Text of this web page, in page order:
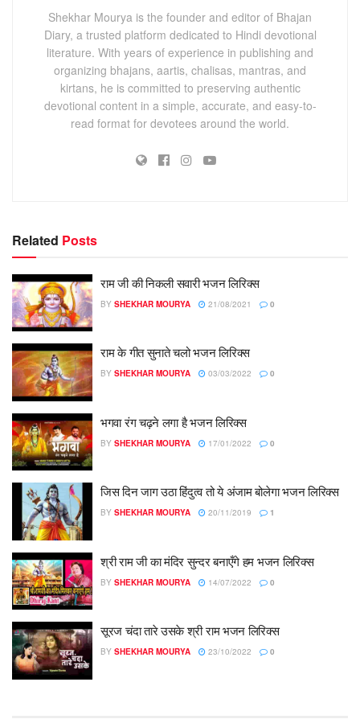
Shekhar Mourya is the founder and editor of Bhajan
Diary, a trusted platform dedicated to Hindi devotional
literature. With years of experience in publishing and
organizing bhajans, aartis, chalisas, mantras, and
kirtans, he is committed to preserving authentic
devotional content in a simple, accurate, and easy-to-
read format for devotees around the world.
Related Posts
राम जी की निकली सवारी भजन लिरिक्स
BY SHEKHAR MOURYA 21/08/2021 0
राम के गीत सुनाते चलो भजन लिरिक्स
BY SHEKHAR MOURYA 03/03/2022 0
भगवा रंग चढ़ने लगा है भजन लिरिक्स
BY SHEKHAR MOURYA 17/01/2022 0
जिस दिन जाग उठा हिंदुत्व तो ये अंजाम बोलेगा भजन लिरिक्स
BY SHEKHAR MOURYA 20/11/2019 1
श्री राम जी का मंदिर सुन्दर बनाएँगे हम भजन लिरिक्स
BY SHEKHAR MOURYA 14/07/2022 0
सूरज चंदा तारे उसके श्री राम भजन लिरिक्स
BY SHEKHAR MOURYA 23/10/2022 0